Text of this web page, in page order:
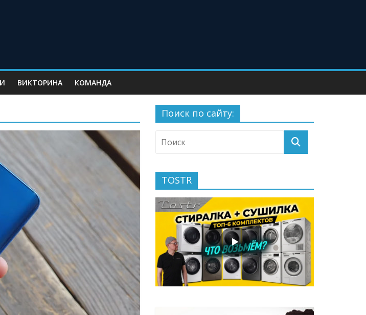
ВИКТОРИНА КОМАНДА
Поиск по сайту:
TOSTR